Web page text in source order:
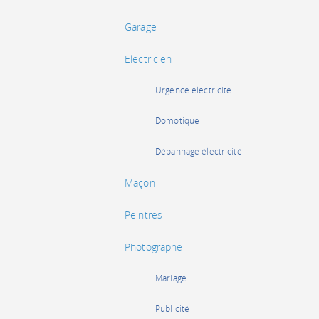
Garage
Electricien
Urgence électricité
Domotique
Dépannage électricité
Maçon
Peintres
Photographe
Mariage
Publicité